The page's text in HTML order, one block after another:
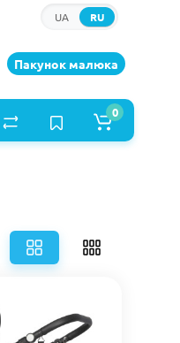
RU
UA
Пакунок малюка
0